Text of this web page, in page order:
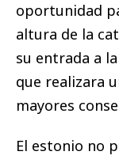
oportunidad
altura de la
su entrada a
que realizara
mayores
El estonio no